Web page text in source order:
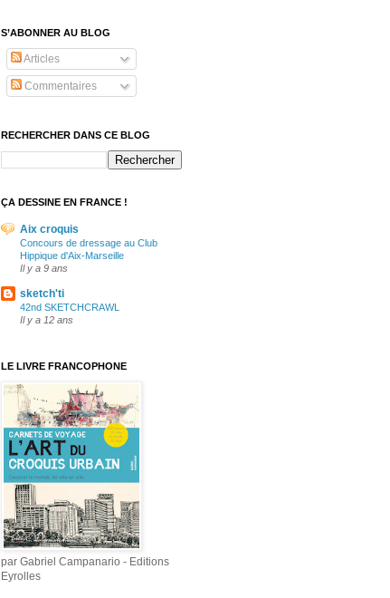
S’ABONNER AU BLOG
Articles
Commentaires
RECHERCHER DANS CE BLOG
ÇA DESSINE EN FRANCE !
Aix croquis
Concours de dressage au Club
Hippique d'Aix-Marseille
Il y a 9 ans
sketch'ti
42nd SKETCHCRAWL
Il y a 12 ans
LE LIVRE FRANCOPHONE
par Gabriel Campanario - Editions
Eyrolles